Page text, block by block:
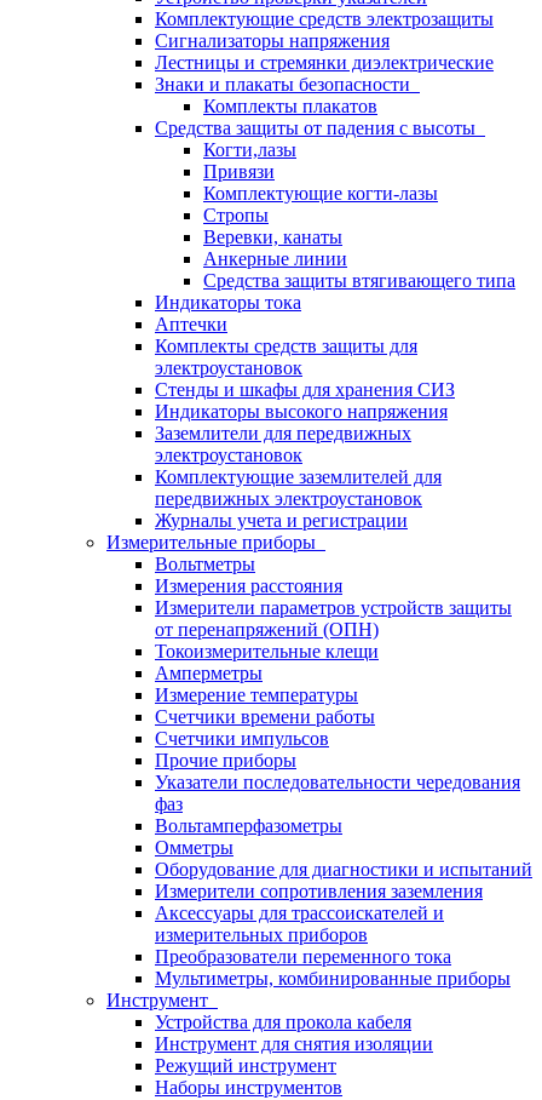
Комплектующие средств электрозащиты
Сигнализаторы напряжения
Лестницы и стремянки диэлектрические
Знаки и плакаты безопасности
Комплекты плакатов
Средства защиты от падения с высоты
Когти,лазы
Привязи
Комплектующие когти-лазы
Стропы
Веревки, канаты
Анкерные линии
Средства защиты втягивающего типа
Индикаторы тока
Аптечки
Комплекты средств защиты для
электроустановок
Стенды и шкафы для хранения СИЗ
Индикаторы высокого напряжения
Заземлители для передвижных
электроустановок
Комплектующие заземлителей для
передвижных электроустановок
Журналы учета и регистрации
Измерительные приборы
Вольтметры
Измерения расстояния
Измерители параметров устройств защиты
от перенапряжений (ОПН)
Токоизмерительные клещи
Амперметры
Измерение температуры
Счетчики времени работы
Счетчики импульсов
Прочие приборы
Указатели последовательности чередования
фаз
Вольтамперфазометры
Омметры
Оборудование для диагностики и испытаний
Измерители сопротивления заземления
Аксессуары для трассоискателей и
измерительных приборов
Преобразователи переменного тока
Мультиметры, комбинированные приборы
Инструмент
Устройства для прокола кабеля
Инструмент для снятия изоляции
Режущий инструмент
Наборы инструментов